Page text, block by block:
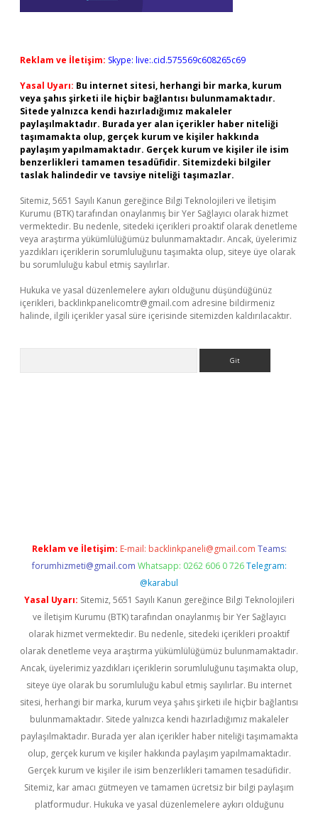
Reklam ve İletişim: Skype: live:.cid.575569c608265c69
Yasal Uyarı: Bu internet sitesi, herhangi bir marka, kurum
veya şahıs şirketi ile hiçbir bağlantısı bulunmamaktadır.
Sitede yalnızca kendi hazırladığımız makaleler
paylaşılmaktadır. Burada yer alan içerikler haber niteliği
taşımamakta olup, gerçek kurum ve kişiler hakkında
paylaşım yapılmamaktadır. Gerçek kurum ve kişiler ile isim
benzerlikleri tamamen tesadüfidir. Sitemizdeki bilgiler
taslak halindedir ve tavsiye niteliği taşımazlar.
Sitemiz, 5651 Sayılı Kanun gereğince Bilgi Teknolojileri ve İletişim
Kurumu (BTK) tarafından onaylanmış bir Yer Sağlayıcı olarak hizmet
vermektedir. Bu nedenle, sitedeki içerikleri proaktif olarak denetleme
veya araştırma yükümlülüğümüz bulunmamaktadır. Ancak, üyelerimiz
yazdıkları içeriklerin sorumluluğunu taşımakta olup, siteye üye olarak
bu sorumluluğu kabul etmiş sayılırlar.
Hukuka ve yasal düzenlemelere aykırı olduğunu düşündüğünüz
içerikleri, backlinkpanelicomtr@gmail.com adresine bildirmeniz
halinde, ilgili içerikler yasal süre içerisinde sitemizden kaldırılacaktır.
Reklam ve İletişim: E-mail: backlinkpaneli@gmail.com Teams:
forumhizmeti@gmail.com Whatsapp: 0262 606 0 726 Telegram:
@karabul
Yasal Uyarı: Sitemiz, 5651 Sayılı Kanun gereğince Bilgi Teknolojileri
ve İletişim Kurumu (BTK) tarafından onaylanmış bir Yer Sağlayıcı
olarak hizmet vermektedir. Bu nedenle, sitedeki içerikleri proaktif
olarak denetleme veya araştırma yükümlülüğümüz bulunmamaktadır.
Ancak, üyelerimiz yazdıkları içeriklerin sorumluluğunu taşımakta olup,
siteye üye olarak bu sorumluluğu kabul etmiş sayılırlar. Bu internet
sitesi, herhangi bir marka, kurum veya şahıs şirketi ile hiçbir bağlantısı
bulunmamaktadır. Sitede yalnızca kendi hazırladığımız makaleler
paylaşılmaktadır. Burada yer alan içerikler haber niteliği taşımamakta
olup, gerçek kurum ve kişiler hakkında paylaşım yapılmamaktadır.
Gerçek kurum ve kişiler ile isim benzerlikleri tamamen tesadüfidir.
Sitemiz, kar amacı gütmeyen ve tamamen ücretsiz bir bilgi paylaşım
platformudur. Hukuka ve yasal düzenlemelere aykırı olduğunu